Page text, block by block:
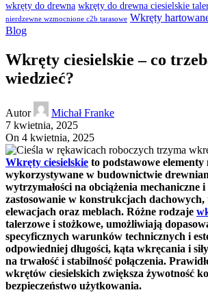
wkręty do drewna wkręty do drewna ciesielskie
nierdzewne wzmocnione c2b tarasowe Wkręty
Blog
Wkręty ciesielskie – co
wiedzieć?
Autor
Michał Franke
7 kwietnia, 2025
On 4 kwietnia, 2025
Wkręty ciesielskie to podstawowe elementy
wykorzystywane w budownictwie
wytrzymałości na obciążenia mechaniczne
zastosowanie w konstrukcjach dachowych,
elewacjach oraz meblach. Różne rodzaje
talerzowe i stożkowe, umożliwiają
specyficznych warunków technicznych i
odpowiedniej długości, kąta wkręcania i
na trwałość i stabilność połączenia.
wkrętów ciesielskich zwiększa żywotność
bezpieczeństwo użytkowania.